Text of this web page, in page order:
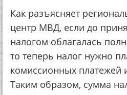
Как разъясняет
центр МВД, если до
налогом облагалась
то теперь налог нужно
комиссионных платежей
Таким образом, сумма